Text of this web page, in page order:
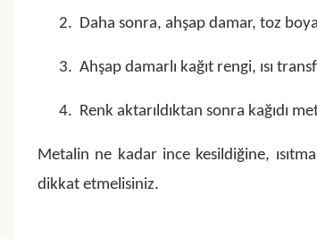
2. Daha sonra, ahşap damar, toz
3. Ahşap damarlı kağıt rengi, ısı
4. Renk aktarıldıktan sonra kağıdı
Metalin ne kadar ince kesildiğine,
dikkat etmelisiniz.